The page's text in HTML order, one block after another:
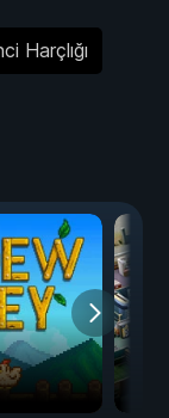
Harçlığı